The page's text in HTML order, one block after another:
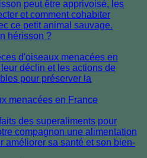
hérisson ?
menacées en France